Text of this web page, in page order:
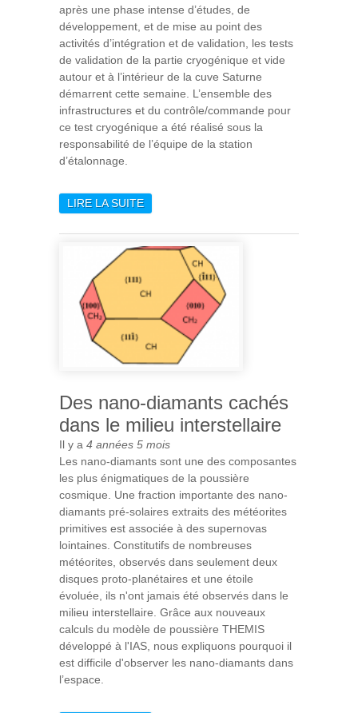
après une phase intense d’études, de
développement, et de mise au point des
activités d’intégration et de validation, les tests
de validation de la partie cryogénique et vide
autour et à l’intérieur de la cuve Saturne
démarrent cette semaine. L’ensemble des
infrastructures et du contrôle/commande pour
ce test cryogénique a été réalisé sous la
responsabilité de l’équipe de la station
d’étalonnage.
LIRE LA SUITEDE DÉMARRAGE DES TESTS
L’ÉTALONNAGE DES
CAMÉRAS DE PLATO
Des nano-diamants cachés
dans le milieu interstellaire
Il y a 4 années 5 mois
Les nano-diamants sont une des composantes
les plus énigmatiques de la poussière
cosmique. Une fraction importante des nano-
diamants pré-solaires extraits des météorites
primitives est associée à des supernovas
lointaines. Constitutifs de nombreuses
météorites, observés dans seulement deux
disques proto-planétaires et une étoile
évoluée, ils n'ont jamais été observés dans le
milieu interstellaire. Grâce aux nouveaux
calculs du modèle de poussière THEMIS
développé à l'IAS, nous expliquons pourquoi il
est difficile d'observer les nano-diamants dans
l’espace.